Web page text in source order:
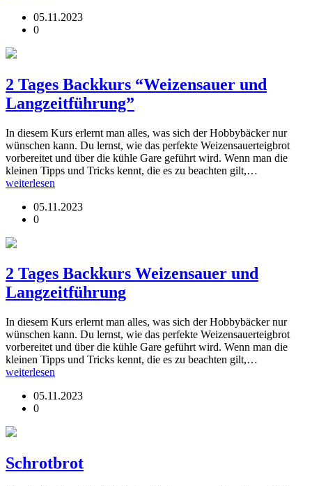
05.11.2023
0
2 Tages Backkurs “Weizensauer und
Langzeitführung”
In diesem Kurs erlernt man alles, was sich der Hobbybäcker nur
wünschen kann. Du lernst, wie das perfekte Weizensauerteigbrot
vorbereitet und über die kühle Gare geführt wird. Wenn man die
kleinen Tipps und Tricks kennt, die es zu beachten gilt,…
weiterlesen
05.11.2023
0
2 Tages Backkurs Weizensauer und
Langzeitführung
In diesem Kurs erlernt man alles, was sich der Hobbybäcker nur
wünschen kann. Du lernst, wie das perfekte Weizensauerteigbrot
vorbereitet und über die kühle Gare geführt wird. Wenn man die
kleinen Tipps und Tricks kennt, die es zu beachten gilt,…
weiterlesen
05.11.2023
0
Schrotbrot